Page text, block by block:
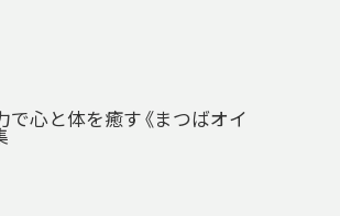
で心と体を癒す《まつばオイ